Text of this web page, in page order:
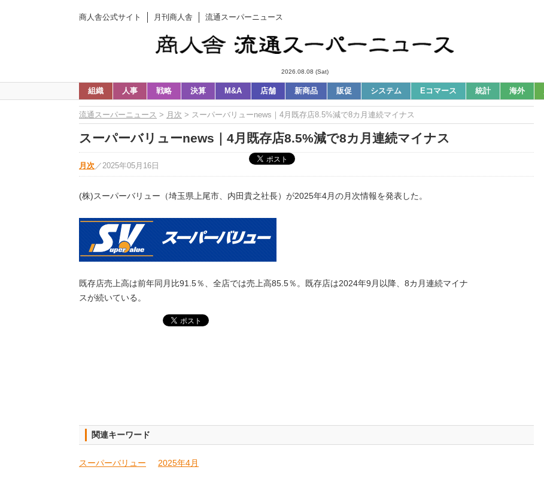
商人舎公式サイト 月刊商人舎 流通スーパーニュース
2026.08.08 (Sat)
組織 人事 戦略 決算 M&A 店舗 新商品 販促 システム Eコマース 統計 海外
流通スーパーニュース > 月次 > スーパーバリューnews｜4月既存店8.5%減で8カ月連続マイナス
スーパーバリューnews｜4月既存店8.5%減で8カ月連続マイナス
月次 ／ 2025年05月16日
(株)スーパーバリュー（埼玉県上尾市、内田貴之社長）が2025年4月の月次情報を発表した。
既存店売上高は前年同月比91.5％、全店では売上高85.5％。既存店は2024年9月以降、8カ月連続マイナ
スが続いている。
関連キーワード
スーパーバリュー 2025年4月